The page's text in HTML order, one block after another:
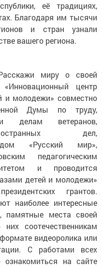
её традициях,
Благодаря им тысячи
и стран узнали
вашего региона.
миру о своей
центр
и молодежи» совместно
Думы по труду,
делам ветеранов,
дел,
«Русский мир»,
педагогическим
и проводится
детей и молодежи»
грантов.
наиболее интересные
памятные места своей
соотечественникам
видеоролика или
С работами всех
ознакомиться на сайте